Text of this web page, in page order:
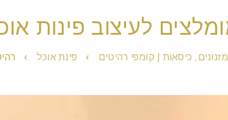
לעיצוב פינות
כיסאות | קומפי רהיטים › פינת אוכל ›